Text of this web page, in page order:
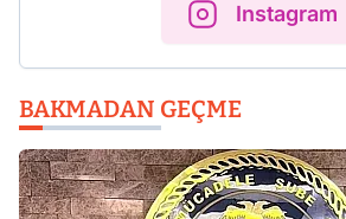
Instagram
BAKMADAN GEÇME